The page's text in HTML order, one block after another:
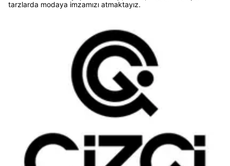
tarzlarda modaya imzamızı atmaktayız.